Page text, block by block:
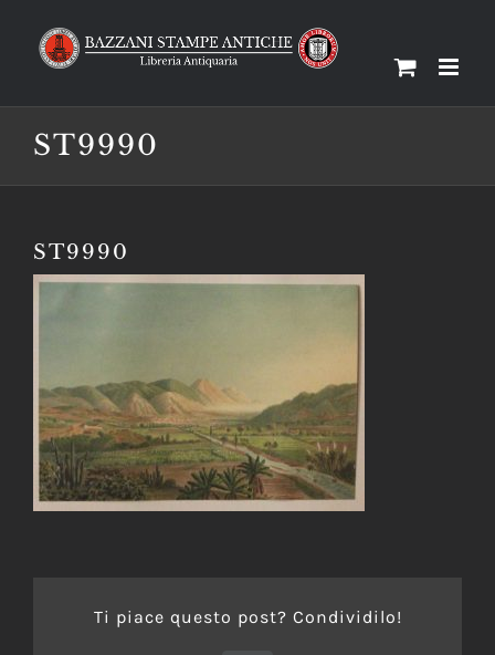
ST9990
ST9990
Ti piace questo post? Condividilo!